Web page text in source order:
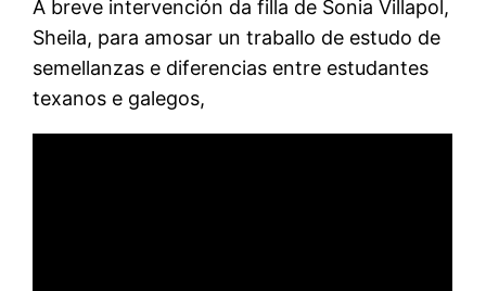
A breve intervención da filla de Sonia Villapol,
Sheila, para amosar un traballo de estudo de
semellanzas e diferencias entre estudantes
texanos e galegos,